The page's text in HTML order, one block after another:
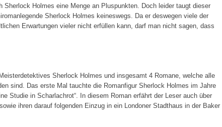
Holmes eine Menge an Pluspunkten. Doch leider taugt dieser
Sherlock Holmes keineswegs. Da er deswegen viele der
Erwartungen vieler nicht erfüllen kann, darf man nicht sagen, dass
Sherlock Holmes und insgesamt 4 Romane, welche alle
sind. Das erste Mal tauchte die Romanfigur Sherlock Holmes im Jahre
Studie in Scharlachrot“. In diesem Roman erfährt der Leser auch über
ihren darauf folgenden Einzug in ein Londoner Stadthaus in der Baker